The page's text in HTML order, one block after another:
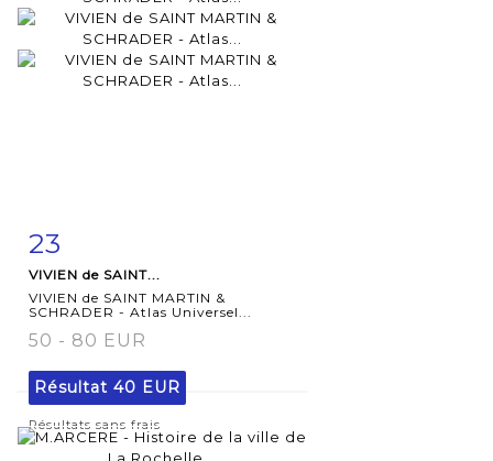
23
VIVIEN de SAINT...
VIVIEN de SAINT MARTIN &
SCHRADER - Atlas Universel...
50 - 80 EUR
Résultat 40 EUR
Résultats sans frais